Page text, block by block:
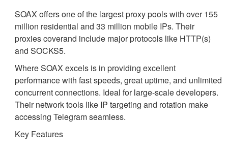
SOAX offers one of the largest proxy pools with over 155
million residential and 33 million mobile IPs. Their
proxies coverand include major protocols like HTTP(s)
and SOCKS5.
Where SOAX excels is in providing excellent
performance with fast speeds, great uptime, and unlimited
concurrent connections. Ideal for large-scale developers.
Their network tools like IP targeting and rotation make
accessing Telegram seamless.
Key Features